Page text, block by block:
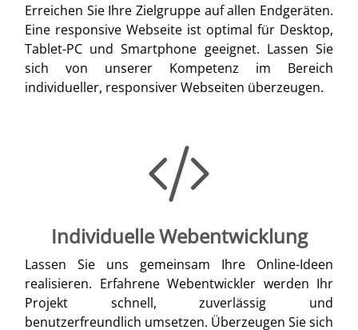
Erreichen Sie Ihre Zielgruppe auf allen Endgeräten.
Eine responsive Webseite ist optimal für Desktop,
Tablet-PC und Smartphone geeignet. Lassen Sie
sich von unserer Kompetenz im Bereich
individueller, responsiver Webseiten überzeugen.
Individuelle Webentwicklung
Lassen Sie uns gemeinsam Ihre Online-Ideen
realisieren. Erfahrene Webentwickler werden Ihr
Projekt schnell, zuverlässig und
benutzerfreundlich umsetzen. Überzeugen Sie sich